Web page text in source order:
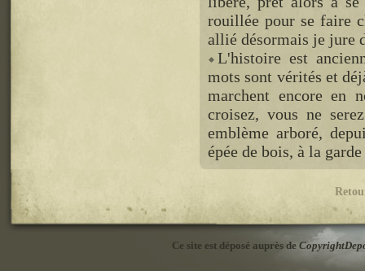
rouillée pour se faire
allié désormais je jure
L'histoire est
mots sont vérités et
marchent encore en
croisez, vous ne
emblème arboré,
épée de bois, à la
Ce site est déposé auprès de